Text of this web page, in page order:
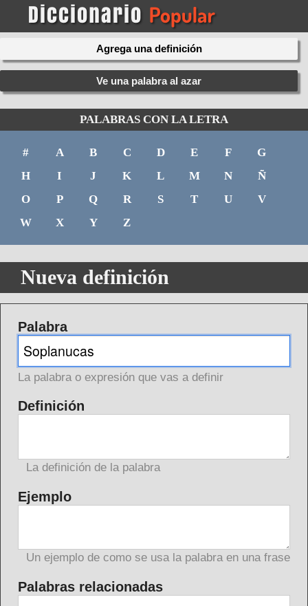
Agrega una definición
Ve una palabra al azar
PALABRAS CON LA LETRA
# A B C D E F
G
H
I J K L M N
Ñ
O
P Q R S T U
V
W
X Y Z
Nueva definición
Palabra
La palabra o expresión que vas a definir
Definición
La definición de la palabra
Ejemplo
Un ejemplo de como se usa la palabra en una frase
Palabras relacionadas